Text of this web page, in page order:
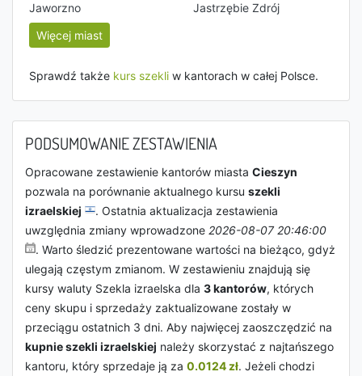
Jaworzno
Jastrzębie Zdrój
Więcej miast
Sprawdź także kurs szekli w kantorach w całej Polsce.
PODSUMOWANIE ZESTAWIENIA
Opracowane zestawienie kantorów miasta Cieszyn
pozwala na porównanie aktualnego kursu szekli
izraelskiej
. Ostatnia aktualizacja zestawienia
uwzględnia zmiany wprowadzone 2026-08-07 20:46:00
. Warto śledzić prezentowane wartości na bieżąco, gdyż
ulegają częstym zmianom. W zestawieniu znajdują się
kursy waluty Szekla izraelska dla 3 kantorów, których
ceny skupu i sprzedaży zaktualizowane zostały w
przeciągu ostatnich 3 dni. Aby najwięcej zaoszczędzić na
kupnie szekli izraelskiej należy skorzystać z najtańszego
kantoru, który sprzedaje ją za 0.0124 zł. Jeżeli chodzi